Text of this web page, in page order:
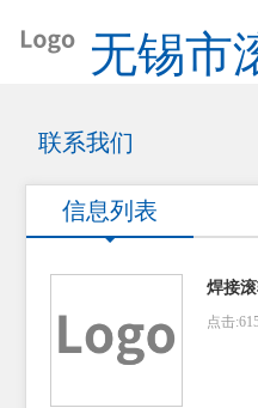
无锡市
备厂
联系我们
信息列表
焊接
点击